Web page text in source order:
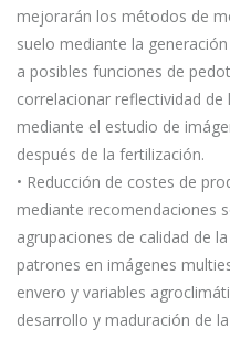
mejorarán los métodos de
suelo mediante la
a posibles funciones de
correlacionar reflectividad
mediante el estudio de
después de la fertilización.
• Reducción de costes de
mediante recomendaciones
agrupaciones de calidad de
patrones en imágenes
envero y variables
desarrollo y maduración de